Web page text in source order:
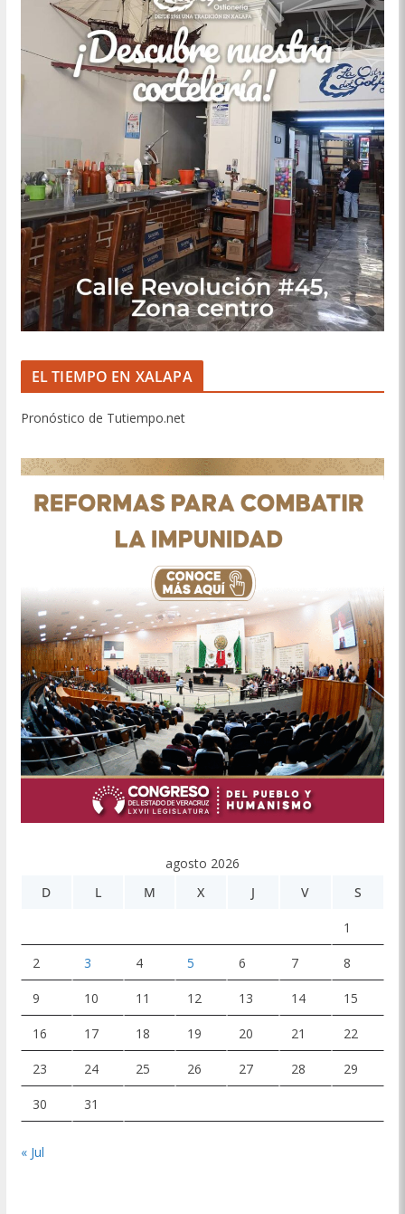
EL TIEMPO EN XALAPA
Pronóstico de Tutiempo.net
agosto 2026
D
L M X J V S
1
2 3 4 5 6 7 8
9 10 11 12 13 14 15
16 17 18 19 20 21 22
23 24 25 26 27 28 29
30 31
« Jul